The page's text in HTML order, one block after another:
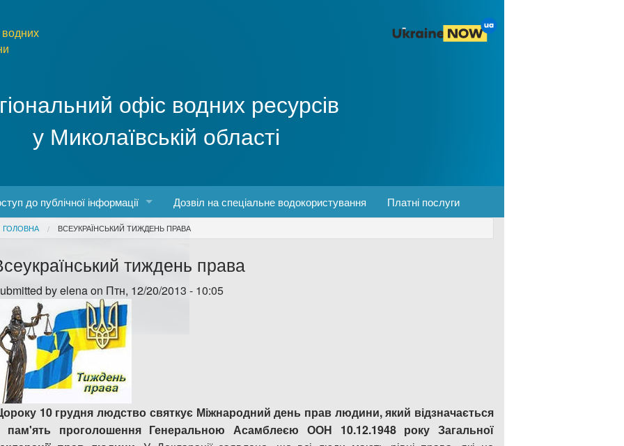
офіс водних ресурсів
у Миколаївській області
до публічної інформації
про доступ до публічної інформації
роботу з інформаційними запитами
та порядок запиту
Дозвіл на спеціальне водокористування Платні послуги
You are here
ГОЛОВНА ВСЕУКРАЇНСЬКИЙ ТИЖДЕНЬ ПРАВА
тиждень права
byelenaon Птн, 12/20/2013 - 10:05
10 грудня людство святкує Міжнародний день прав людини, який відзначається
пам'ять проголошення Генеральною Асамблеєю ООН 10.12.1948 року Загальної